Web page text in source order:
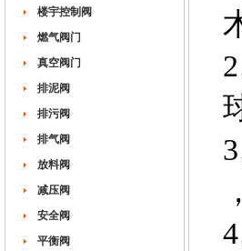
楼宇控制阀
燃气阀门
真空阀门
排泥阀
排污阀
排气阀
放料阀
减压阀
安全阀
平衡阀